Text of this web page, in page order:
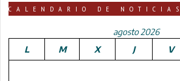
CALENDARIO DE NOTICIAS
agosto 2026
L
M X J V